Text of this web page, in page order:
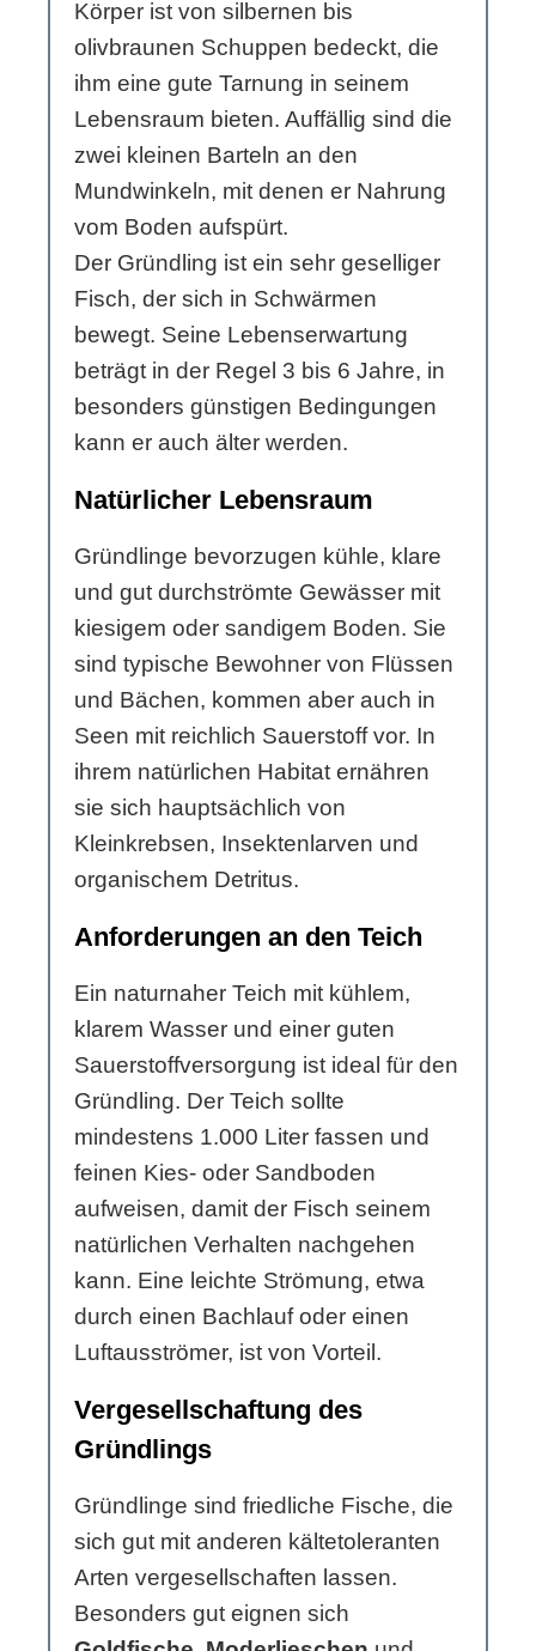
Körper ist von silbernen bis
olivbraunen Schuppen bedeckt, die
ihm eine gute Tarnung in seinem
Lebensraum bieten. Auffällig sind die
zwei kleinen Barteln an den
Mundwinkeln, mit denen er Nahrung
vom Boden aufspürt.
Der Gründling ist ein sehr geselliger
Fisch, der sich in Schwärmen
bewegt. Seine Lebenserwartung
beträgt in der Regel 3 bis 6 Jahre, in
besonders günstigen Bedingungen
kann er auch älter werden.
Natürlicher Lebensraum
Gründlinge bevorzugen kühle, klare
und gut durchströmte Gewässer mit
kiesigem oder sandigem Boden. Sie
sind typische Bewohner von Flüssen
und Bächen, kommen aber auch in
Seen mit reichlich Sauerstoff vor. In
ihrem natürlichen Habitat ernähren
sie sich hauptsächlich von
Kleinkrebsen, Insektenlarven und
organischem Detritus.
Anforderungen an den Teich
Ein naturnaher Teich mit kühlem,
klarem Wasser und einer guten
Sauerstoffversorgung ist ideal für den
Gründling. Der Teich sollte
mindestens 1.000 Liter fassen und
feinen Kies- oder Sandboden
aufweisen, damit der Fisch seinem
natürlichen Verhalten nachgehen
kann. Eine leichte Strömung, etwa
durch einen Bachlauf oder einen
Luftausströmer, ist von Vorteil.
Vergesellschaftung des
Gründlings
Gründlinge sind friedliche Fische, die
sich gut mit anderen kältetoleranten
Arten vergesellschaften lassen.
Besonders gut eignen sich